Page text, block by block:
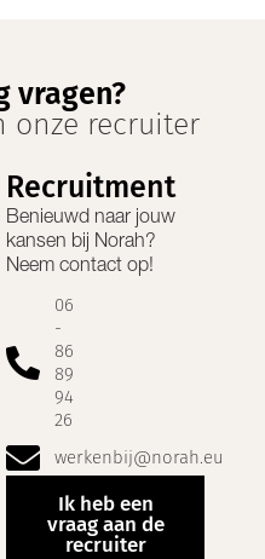
vragen?
onze recruiter
Recruitment
Benieuwd naar jouw
kansen bij Norah?
Neem contact op!
06
-
86
89
94
26
werkenbij@norah.eu
Ik heb een
vraag aan de
recruiter